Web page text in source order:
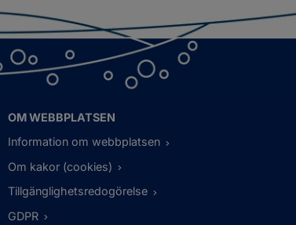
OM WEBBPLATSEN
Information om webbplatsen
Om kakor (cookies)
Tillgänglighetsredogörelse
GDPR